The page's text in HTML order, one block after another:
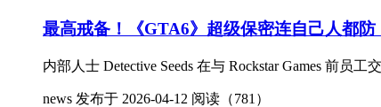
最高戒备！《GTA6》超级保密连自己人都防
内部人士 Detective Seeds 在与 Rockstar Games 前
news 发布于 2026-04-12 阅读（781）